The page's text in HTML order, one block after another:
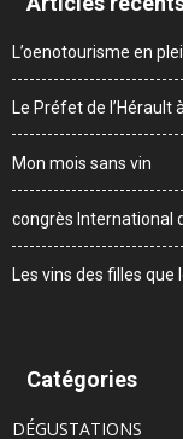
L’oenotourisme en
Le Préfet de l’Hérault
Mon mois sans vin
congrès International
Les vins des filles que
Catégories
DÉGUSTATIONS